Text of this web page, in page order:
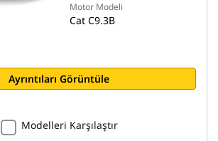
Motor Modeli
Cat C9.3B
Ayrıntıları Görüntüle
Modelleri Karşılaştır